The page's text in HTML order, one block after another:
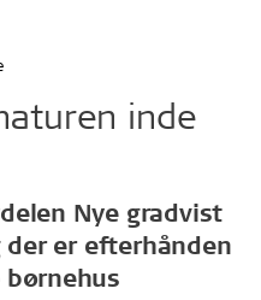
inde
Nye gradvist
er efterhånden